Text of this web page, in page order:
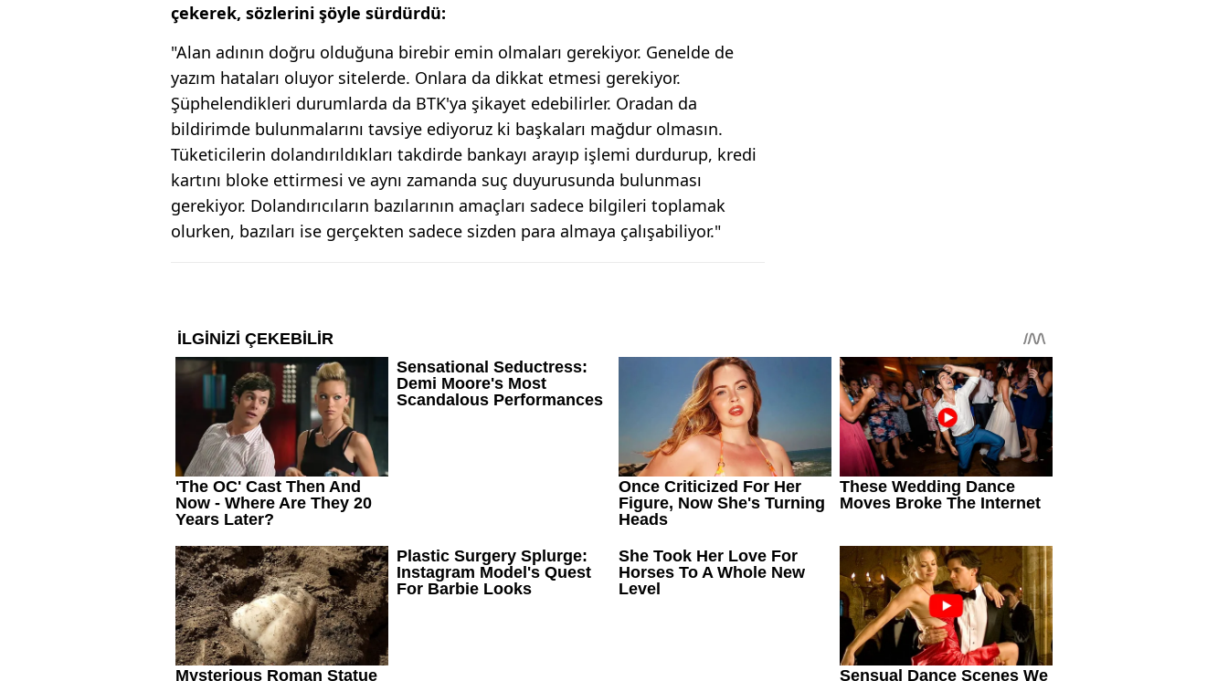
çekerek, sözlerini şöyle sürdürdü:
"Alan adının doğru olduğuna birebir emin olmaları gerekiyor. Genelde de
yazım hataları oluyor sitelerde. Onlara da dikkat etmesi gerekiyor.
Şüphelendikleri durumlarda da BTK'ya şikayet edebilirler. Oradan da
bildirimde bulunmalarını tavsiye ediyoruz ki başkaları mağdur olmasın.
Tüketicilerin dolandırıldıkları takdirde bankayı arayıp işlemi durdurup, kredi
kartını bloke ettirmesi ve aynı zamanda suç duyurusunda bulunması
gerekiyor. Dolandırıcıların bazılarının amaçları sadece bilgileri toplamak
olurken, bazıları ise gerçekten sadece sizden para almaya çalışabiliyor."